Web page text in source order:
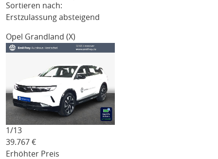
Sortieren nach:
Erstzulassung absteigend
Opel Grandland (X)
1/13
39.767 €
Erhöhter Preis